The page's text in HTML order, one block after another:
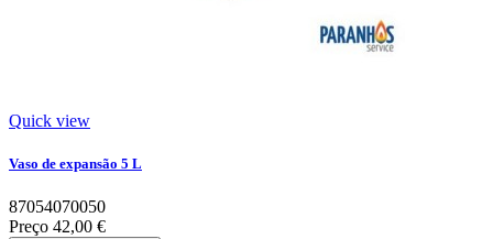
Quick view
Vaso de expansão 5 L
87054070050
Preço 42,00 €